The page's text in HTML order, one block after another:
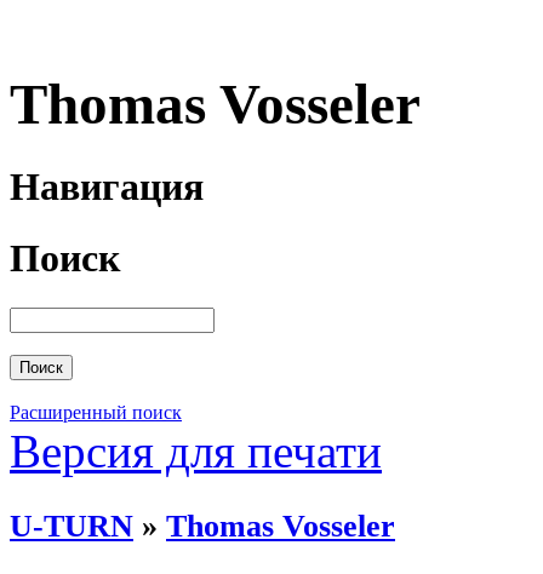
Thomas Vosseler
Навигация
Поиск
Расширенный поиск
Версия для печати
U-TURN » Thomas Vosseler